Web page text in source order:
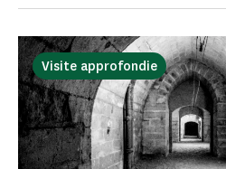
Visite approfondie